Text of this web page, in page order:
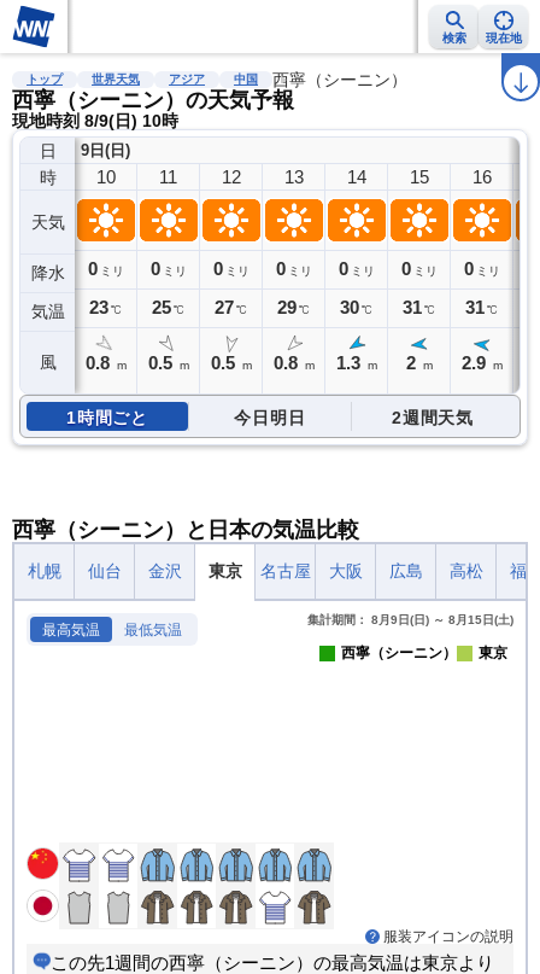
検索 現在地
雨雲レーダー 台風情報 地震情報 警報・注意報 ラ
トップ 世界天気 アジア 中国 西寧（シーニン）
西寧（シーニン）の天気予報
現地時刻 8/9(日) 10時
日
時
天気
降水
気温
風
9日(日)
10
0 ミリ
23℃
0.8 m
11
0 ミリ
25℃
0.5 m
12
0 ミリ
27℃
0.5 m
13
0 ミリ
29℃
0.8 m
14
0 ミリ
30℃
1.3 m
15
0 ミリ
31℃
2 m
16
0 ミリ
31℃
2.9 m
1時間ごと 今日明日 2週間天気
西寧（シーニン）と日本の気温比較
札幌 仙台 金沢 東京 名古屋 大阪 広島 高松 福
最高気温 最低気温
集計期間： 8月9日(日) ～ 8月15日(土)
西寧（シーニン） 東京
服装アイコンの説明
この先1週間の西寧（シーニン）の最高気温は東京より